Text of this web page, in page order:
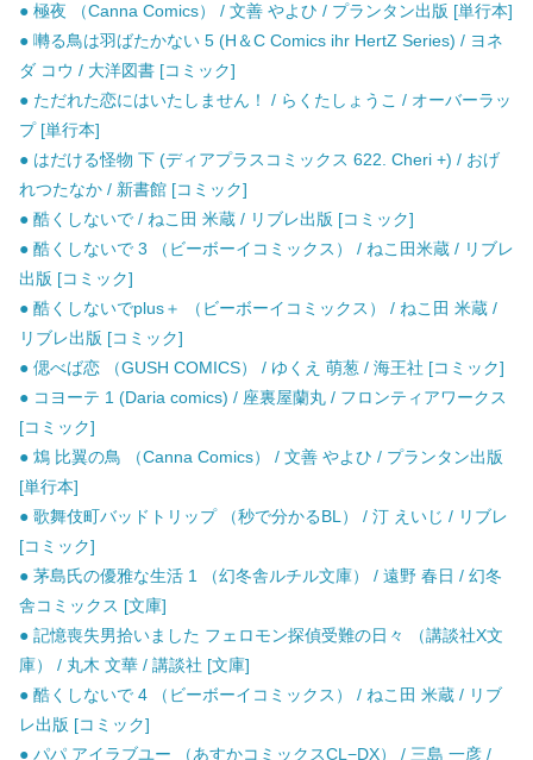
● 極夜 （Canna Comics） / 文善 やよひ / プランタン出版 [単行本]
● 囀る鳥は羽ばたかない 5 (H＆C Comics ihr HertZ Series) / ヨネ
ダ コウ / 大洋図書 [コミック]
● ただれた恋にはいたしません！ / らくたしょうこ / オーバーラッ
プ [単行本]
● はだける怪物 下 (ディアプラスコミックス 622. Cheri +) / おげ
れつたなか / 新書館 [コミック]
● 酷くしないで / ねこ田 米蔵 / リブレ出版 [コミック]
● 酷くしないで 3 （ビーボーイコミックス） / ねこ田米蔵 / リブレ
出版 [コミック]
● 酷くしないでplus＋ （ビーボーイコミックス） / ねこ田 米蔵 /
リブレ出版 [コミック]
● 偲べば恋 （GUSH COMICS） / ゆくえ 萌葱 / 海王社 [コミック]
● コヨーテ 1 (Daria comics) / 座裏屋蘭丸 / フロンティアワークス
[コミック]
● 鴆 比翼の鳥 （Canna Comics） / 文善 やよひ / プランタン出版
[単行本]
● 歌舞伎町バッドトリップ （秒で分かるBL） / 汀 えいじ / リブレ
[コミック]
● 茅島氏の優雅な生活 1 （幻冬舎ルチル文庫） / 遠野 春日 / 幻冬
舎コミックス [文庫]
● 記憶喪失男拾いました フェロモン探偵受難の日々 （講談社X文
庫） / 丸木 文華 / 講談社 [文庫]
● 酷くしないで 4 （ビーボーイコミックス） / ねこ田 米蔵 / リブ
レ出版 [コミック]
● パパ アイラブユー （あすかコミックスCL−DX） / 三島 一彦 /